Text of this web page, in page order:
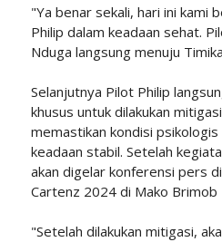
"Ya benar sekali, hari ini kami
Philip dalam keadaan sehat.
Nduga langsung menuju
Selanjutnya Pilot Philip
khusus untuk dilakukan
memastikan kondisi
keadaan stabil. Setelah
akan digelar konferensi pers
Cartenz 2024 di Mako Brimob
"Setelah dilakukan mitigasi,